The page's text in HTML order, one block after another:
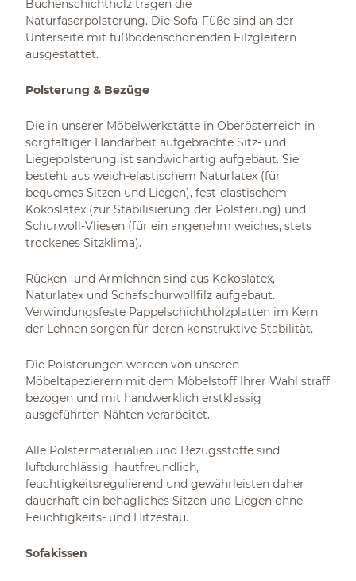
Buchenschichtholz tragen die
Naturfaserpolsterung. Die Sofa-Füße sind an der
Unterseite mit fußbodenschonenden Filzgleitern
ausgestattet.
Polsterung & Bezüge
Die in unserer Möbelwerkstätte in Oberösterreich in
sorgfältiger Handarbeit aufgebrachte Sitz- und
Liegepolsterung ist sandwichartig aufgebaut. Sie
besteht aus weich-elastischem Naturlatex (für
bequemes Sitzen und Liegen), fest-elastischem
Kokoslatex (zur Stabilisierung der Polsterung) und
Schurwoll-Vliesen (für ein angenehm weiches, stets
trockenes Sitzklima).
Rücken- und Armlehnen sind aus Kokoslatex,
Naturlatex und Schafschurwollfilz aufgebaut.
Verwindungsfeste Pappelschichtholzplatten im Kern
der Lehnen sorgen für deren konstruktive Stabilität.
Die Polsterungen werden von unseren
Möbeltapezierern mit dem Möbelstoff Ihrer Wahl straff
bezogen und mit handwerklich erstklassig
ausgeführten Nähten verarbeitet.
Alle Polstermaterialien und Bezugsstoffe sind
luftdurchlässig, hautfreundlich,
feuchtigkeitsregulierend und gewährleisten daher
dauerhaft ein behagliches Sitzen und Liegen ohne
Feuchtigkeits- und Hitzestau.
Sofakissen